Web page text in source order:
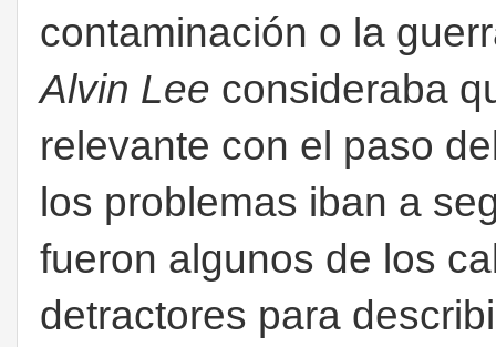
contaminación o la
Alvin Lee consideraba
relevante con el paso
los problemas iban a
fueron algunos de los
detractores para